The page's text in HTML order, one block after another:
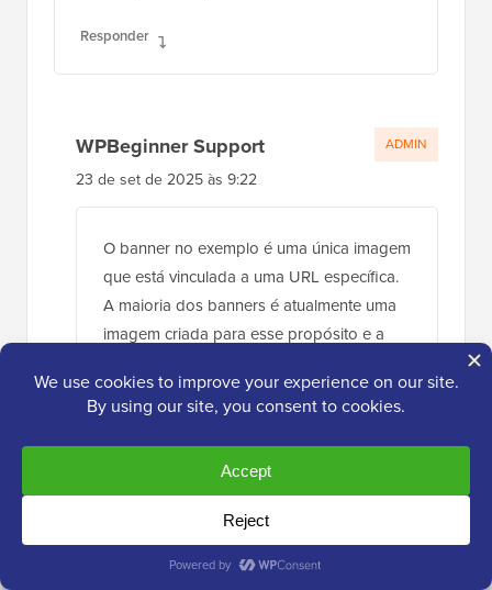
Qual opção de widget você selecionou para
(ou seja, Demo Inc)? Quero criar um "banner"
simples (se esse for o termo correto) que
tenha um botão que linka para o nosso site
irmão que vende produtos.
Responder
WPBeginner Support
23 de set de 2025 às 9:22